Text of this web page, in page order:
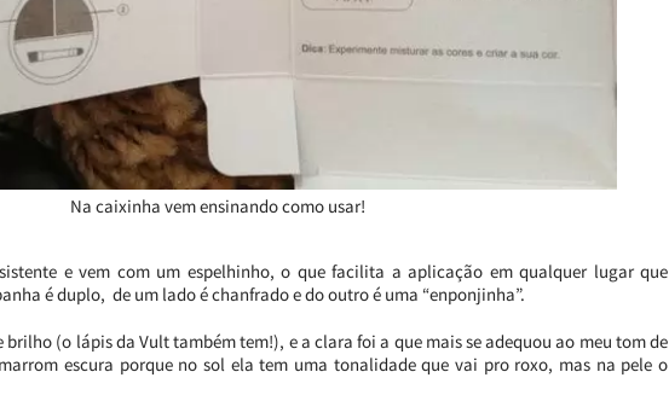
Na caixinha vem ensinando como usar!
e vem com um espelhinho, o que facilita a aplicação em qualquer lugar que
é duplo, de um lado é chanfrado e do outro é uma “enponjinha”.
brilho (o lápis da Vult também tem!), e a clara foi a que mais se adequou ao meu tom de
escura porque no sol ela tem uma tonalidade que vai pro roxo, mas na pele o